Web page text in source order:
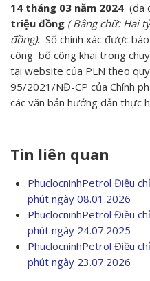
14 tháng 03 năm 2024 (đã
triệu đồng ( Bằng chữ: Hai
đồng). Số chính xác được
công bố công khai trong
tại website của PLN theo
95/2021/NĐ-CP của Chính
các văn bản hướng dẫn thực
Tin liên quan
PhuclocninhPetrol Điều
phút ngày 08.01.2026
PhuclocninhPetrol Điều
phút ngày 24.07.2025
PhuclocninhPetrol Điều
phút ngày 23.07.2026